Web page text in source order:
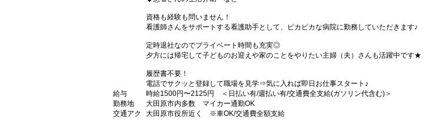
資格も経験も問いません！
看護師さんをサポートする看護助手として、ピカピカな病院に勤務していただきます♪
定時退社なのでプライベート時間も充実◎
夕方には帰宅して子どものお迎えや家のことをやりたい主婦（夫）さんも活躍中です★
履歴書不要！
電話でサクッと登録して職場を見学⇒気に入れば即日お仕事スタート♪
給与
時給1500円〜2125円 ＜日払い有/週払い有/交通費全支給(ガソリン代含む)＞
勤務地
大田原市内多数 マイカー通勤OK
交通アク
大田原市役所近く ※車OK/交通費全額支給